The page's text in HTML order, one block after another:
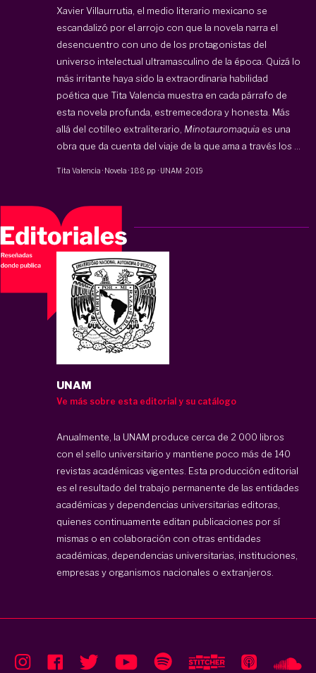
Xavier Villaurrutia, el medio literario mexicano se
escandalizó por el arrojo con que la novela narra el
desencuentro con uno de los protagonistas del
universo intelectual ultramasculino de la época. Quizá lo
más irritante haya sido la extraordinaria habilidad
poética que Tita Valencia muestra en cada párrafo de
esta novela profunda, estremecedora y honesta. Más
allá del cotilleo extraliterario, Minotauromaquia es una
obra que da cuenta del viaje de la que ama a través los ...
Tita Valencia · Novela ·188 pp · UNAM ·2019
UNAM
Ve más sobre esta editorial y su catálogo
Anualmente, la UNAM produce cerca de 2 000 libros
con el sello universitario y mantiene poco más de 140
revistas académicas vigentes. Esta producción editorial
es el resultado del trabajo permanente de las entidades
académicas y dependencias universitarias editoras,
quienes continuamente editan publicaciones por sí
mismas o en colaboración con otras entidades
académicas, dependencias universitarias, instituciones,
empresas y organismos nacionales o extranjeros.